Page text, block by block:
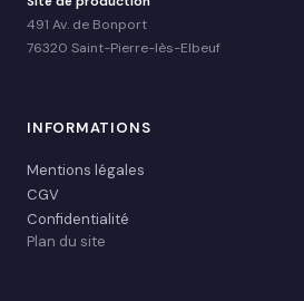
491 Av. de Bonport
76320 Saint-Pierre-lès-Elbeuf
INFORMATIONS
Mentions légales
CGV
Confidentialité
Plan du site